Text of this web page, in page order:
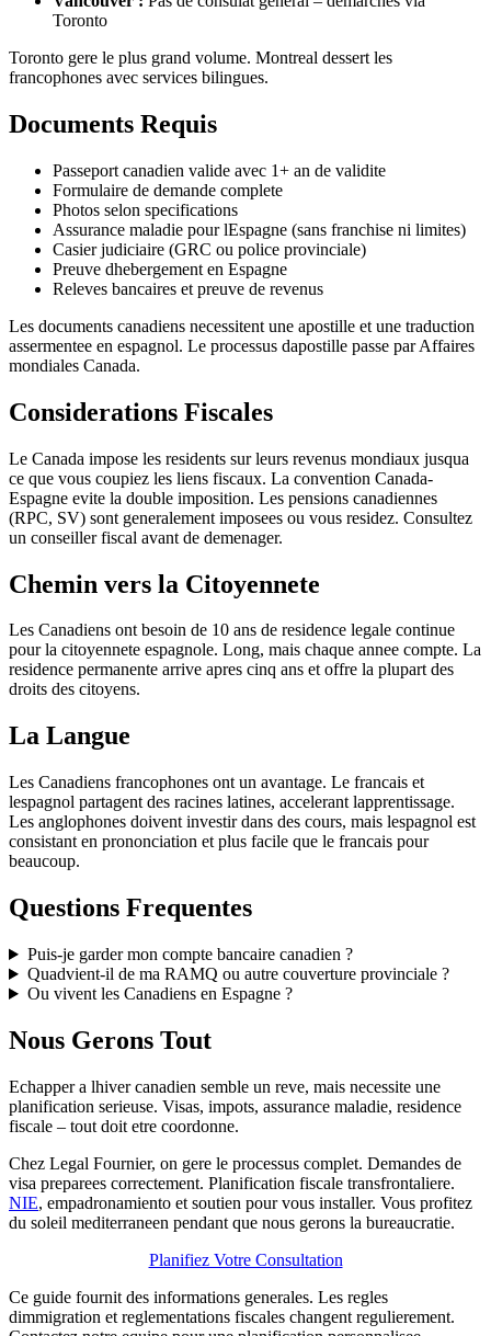
Toronto
Toronto gere le plus grand volume. Montreal dessert les
francophones avec services bilingues.
Documents Requis
Passeport canadien valide avec 1+ an de validite
Formulaire de demande complete
Photos selon specifications
Assurance maladie pour lEspagne (sans franchise ni limites)
Casier judiciaire (GRC ou police provinciale)
Preuve dhebergement en Espagne
Releves bancaires et preuve de revenus
Les documents canadiens necessitent une apostille et une traduction
assermentee en espagnol. Le processus dapostille passe par Affaires
mondiales Canada.
Considerations Fiscales
Le Canada impose les residents sur leurs revenus mondiaux jusqua
ce que vous coupiez les liens fiscaux. La convention Canada-
Espagne evite la double imposition. Les pensions canadiennes
(RPC, SV) sont generalement imposees ou vous residez. Consultez
un conseiller fiscal avant de demenager.
Chemin vers la Citoyennete
Les Canadiens ont besoin de 10 ans de residence legale continue
pour la citoyennete espagnole. Long, mais chaque annee compte. La
residence permanente arrive apres cinq ans et offre la plupart des
droits des citoyens.
La Langue
Les Canadiens francophones ont un avantage. Le francais et
lespagnol partagent des racines latines, accelerant lapprentissage.
Les anglophones doivent investir dans des cours, mais lespagnol est
consistant en prononciation et plus facile que le francais pour
beaucoup.
Questions Frequentes
Puis-je garder mon compte bancaire canadien ?
Quadvient-il de ma RAMQ ou autre couverture provinciale ?
Ou vivent les Canadiens en Espagne ?
Nous Gerons Tout
Echapper a lhiver canadien semble un reve, mais necessite une
planification serieuse. Visas, impots, assurance maladie, residence
fiscale – tout doit etre coordonne.
Chez Legal Fournier, on gere le processus complet. Demandes de
visa preparees correctement. Planification fiscale transfrontaliere.
NIE, empadronamiento et soutien pour vous installer. Vous profitez
du soleil mediterraneen pendant que nous gerons la bureaucratie.
Planifiez Votre Consultation
Ce guide fournit des informations generales. Les regles
dimmigration et reglementations fiscales changent regulierement.